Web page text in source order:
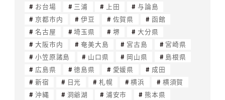
お台場 三浦 上田
与論島
京都市内
伊豆 佐賀県
函館
名古屋
埼玉県 堺
大分県
大阪市内
奄美大島 宮古島
宮崎県
小笠原諸島
山口県 岡山県
島根県
広島県
徳島県 愛媛県
成田
新宿
日光 札幌 横浜
横須賀
沖縄
洞爺湖 浦安市
熊本県